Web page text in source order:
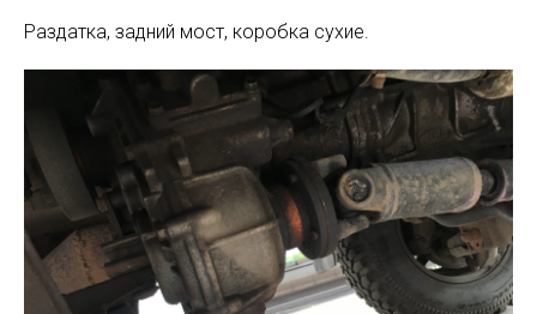
Раздатка, задний мост, коробка сухие.